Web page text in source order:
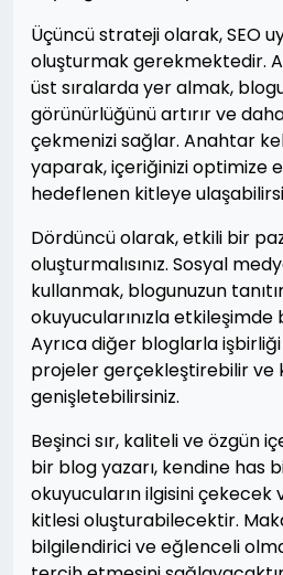
Üçüncü strateji olarak, SEO
oluşturmak gerekmektedir.
üst sıralarda yer almak,
görünürlüğünü artırır ve
çekmenizi sağlar. Anahtar
yaparak, içeriğinizi optimize
hedeflenen kitleye
Dördüncü olarak, etkili bir
oluşturmalısınız. Sosyal
kullanmak, blogunuzun
okuyucularınızla
Ayrıca diğer bloglarla
projeler gerçekleştirebilir ve
genişletebilirsiniz.
Beşinci sır, kaliteli ve özgün
bir blog yazarı, kendine has
okuyucuların ilgisini çekecek
kitlesi oluşturabilecektir.
bilgilendirici ve eğlenceli